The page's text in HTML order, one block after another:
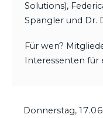
Solutions),
Spangler und Dr.
Für wen?
Interessenten für
Donnerstag,